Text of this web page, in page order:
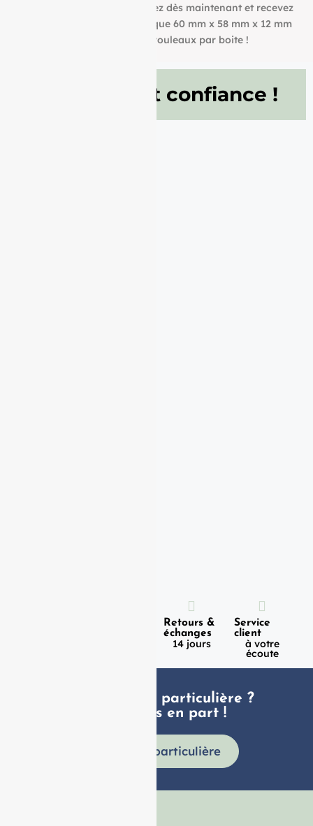
papier BPA FREE. Commandez dès maintenant et recevez
votre Rouleau papier thermique 60 mm x 58 mm x 12 mm
de 55g/m² conditionné à 50 rouleaux par boite !
Ils nous font confiance !
Retours &
échanges
14 jours
Service
client
à votre
écoute
Une demande particulière ?
faites nous en part !
Demande particulière